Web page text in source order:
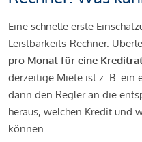
Eine schnelle erste
Leistbarkeits-Rechner.
pro Monat für eine
derzeitige Miete ist z. B. ein
dann den Regler an die
heraus, welchen Kredit und
können.